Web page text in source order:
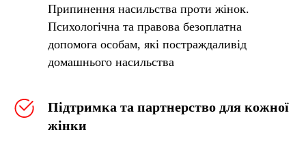
Припинення насильства проти жінок.
Психологічна та правова безоплатна
допомога особам, які постраждаливід
домашнього насильства
Підтримка та партнерство для кожної
жінки